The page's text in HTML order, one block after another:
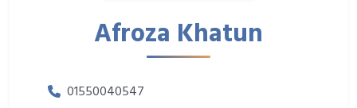
Afroza Khatun
01550040547